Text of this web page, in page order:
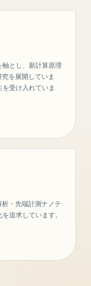
とし、新計算原理
を展開していま
受け入れていま
・先端計測ナノテ
追求しています。